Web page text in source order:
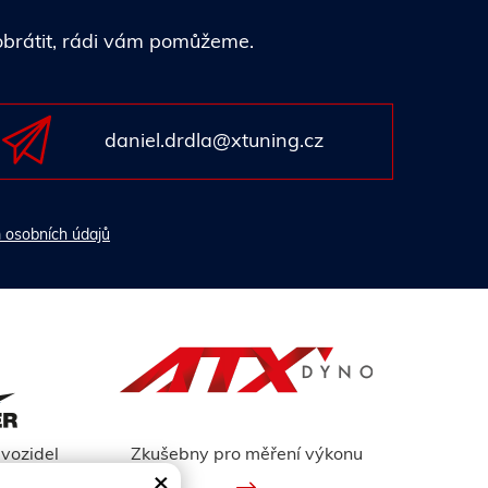
rádi vám pomůžeme.
daniel.drdla@xtuning.cz
údajů
Zkušebny pro měření výkonu